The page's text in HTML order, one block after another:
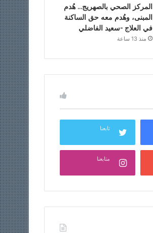
المركز الصحي بالصهريج… هُدم
المبنى، وهُدم معه حق الساكنة
في العلاج -سعيد الفاضلي
منذ 13 ساعة
تابعنا
متابعنا